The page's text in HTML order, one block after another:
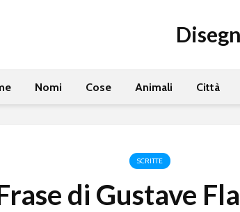
Nomi Cose Animali Città
SCRITTE
di Gustave